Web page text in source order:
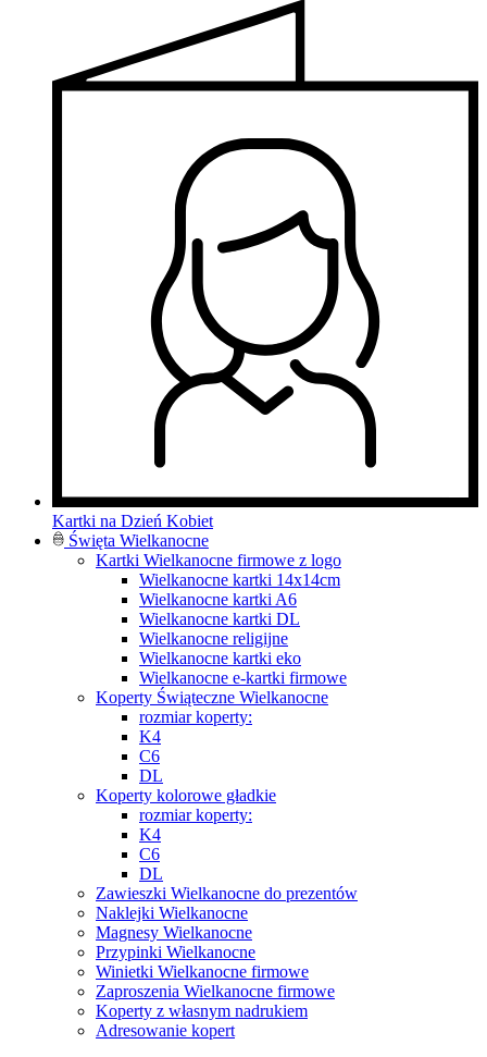
Kartki na Dzień Kobiet
Święta Wielkanocne
Kartki Wielkanocne firmowe z logo
Wielkanocne kartki 14x14cm
Wielkanocne kartki A6
Wielkanocne kartki DL
Wielkanocne religijne
Wielkanocne kartki eko
Wielkanocne e-kartki firmowe
Koperty Świąteczne Wielkanocne
rozmiar koperty:
K4
C6
DL
Koperty kolorowe gładkie
rozmiar koperty:
K4
C6
DL
Zawieszki Wielkanocne do prezentów
Naklejki Wielkanocne
Magnesy Wielkanocne
Przypinki Wielkanocne
Winietki Wielkanocne firmowe
Zaproszenia Wielkanocne firmowe
Koperty z własnym nadrukiem
Adresowanie kopert